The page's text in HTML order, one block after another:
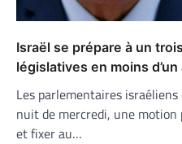
Israël se prépare à un
législatives en moins d’un
Les parlementaires
nuit de mercredi, une
et fixer au…